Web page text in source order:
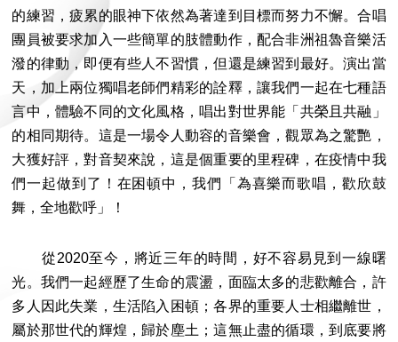
的練習，疲累的眼神下依然為著達到目標而努力不懈。合唱
團員被要求加入一些簡單的肢體動作，配合非洲祖魯音樂活
潑的律動，即便有些人不習慣，但還是練習到最好。演出當
天，加上兩位獨唱老師們精彩的詮釋，讓我們一起在七種語
言中，體驗不同的文化風格，唱出對世界能「共榮且共融」
的相同期待。這是一場令人動容的音樂會，觀眾為之驚艷，
大獲好評，對音契來說，這是個重要的里程碑，在疫情中我
們一起做到了！在困頓中，我們「為喜樂而歌唱，歡欣鼓
舞，全地歡呼」！
從2020至今，將近三年的時間，好不容易見到一線曙
光。我們一起經歷了生命的震盪，面臨太多的悲歡離合，許
多人因此失業，生活陷入困頓；各界的重要人士相繼離世，
屬於那世代的輝煌，歸於塵土；這無止盡的循環，到底要將